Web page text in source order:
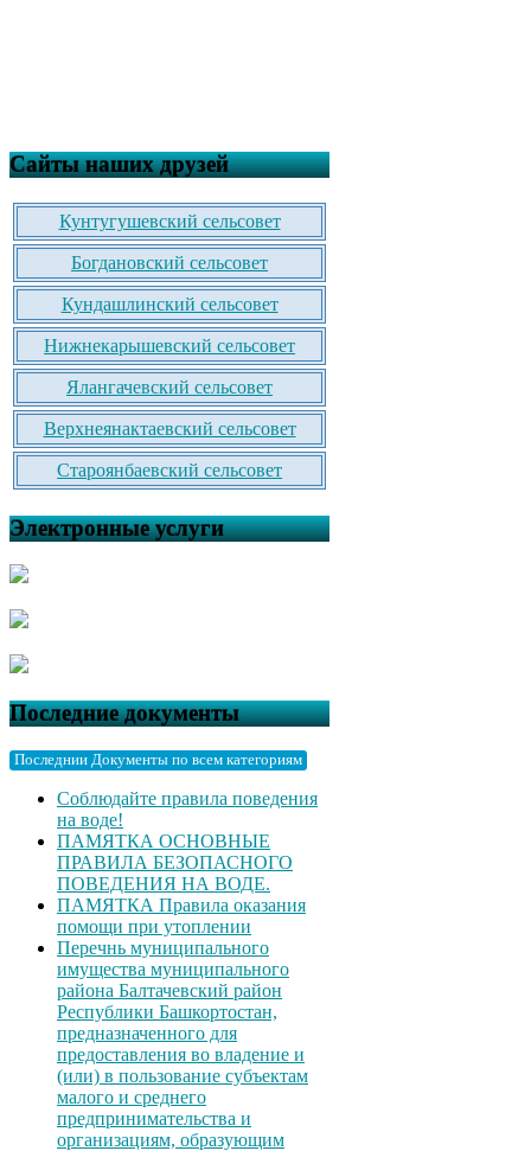
Сайты наших друзей
Кунтугушевский сельсовет
Богдановский сельсовет
Кундашлинский сельсовет
Нижнекарышевский сельсовет
Ялангачевский сельсовет
Верхнеянактаевский сельсовет
Староянбаевский сельсовет
Электронные услуги
Последние документы
Последнии Документы по всем категориям
Соблюдайте правила поведения
на воде!
ПАМЯТКА ОСНОВНЫЕ
ПРАВИЛА БЕЗОПАСНОГО
ПОВЕДЕНИЯ НА ВОДЕ.
ПАМЯТКА Правила оказания
помощи при утоплении
Перечнь муниципального
имущества муниципального
района Балтачевский район
Республики Башкортостан,
предназначенного для
предоставления во владение и
(или) в пользование субъектам
малого и среднего
предпринимательства и
организациям, образующим